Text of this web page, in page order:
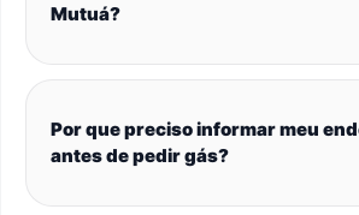
Mutuá?
Por que preciso informar meu
antes de pedir gás?